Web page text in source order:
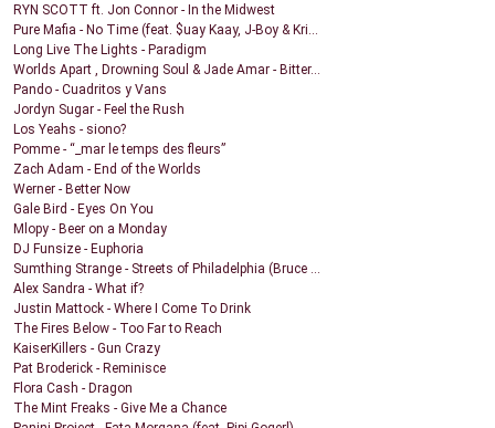
RYN SCOTT ft. Jon Connor - In the Midwest
Pure Mafia - No Time (feat. $uay Kaay, J-Boy & Kri...
Long Live The Lights - Paradigm
Worlds Apart , Drowning Soul & Jade Amar - Bitter...
Pando - Cuadritos y Vans
Jordyn Sugar - Feel the Rush
Los Yeahs - siono?
Pomme - “_mar le temps des fleurs”
Zach Adam - End of the Worlds
Werner - Better Now
Gale Bird - Eyes On You
Mlopy - Beer on a Monday
DJ Funsize - Euphoria
Sumthing Strange - Streets of Philadelphia (Bruce ...
Alex Sandra - What if?
Justin Mattock - Where I Come To Drink
The Fires Below - Too Far to Reach
KaiserKillers - Gun Crazy
Pat Broderick - Reminisce
Flora Cash - Dragon
The Mint Freaks - Give Me a Chance